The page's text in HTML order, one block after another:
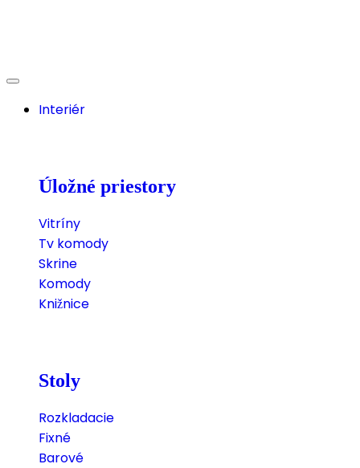
Interiér
Úložné priestory
Vitríny
Tv komody
Skrine
Komody
Knižnice
Stoly
Rozkladacie
Fixné
Barové